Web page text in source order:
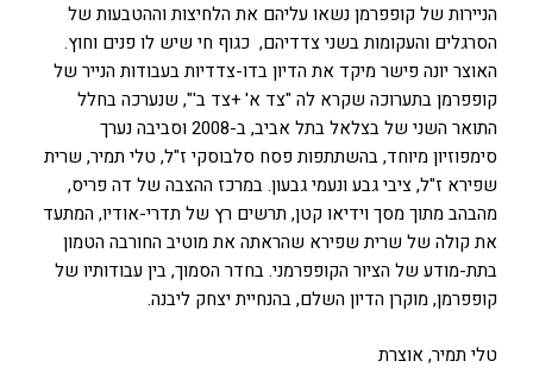
הניירות של קופפרמן נשאו עליהם את הלחיצות וההטבעות של
הסרגלים והעקומות בשני צדדיהם, כגוף חי שיש לו פנים וחוץ.
האוצר יונה פישר מיקד את הדיון בדו-צדדיות בעבודות הנייר של
קופפרמן בתערוכה שקרא לה "צד א' +צד ב'", שנערכה בחלל
התואר השני של בצלאל בתל אביב, ב-2008 וסביבה נערך
סימפוזיון מיוחד, בהשתתפות פסח סלבוסקי ז"ל, טלי תמיר, שרית
שפירא ז"ל, ציבי גבע ונעמי גבעון. במרכז ההצבה של דה פריס,
מהבהב מתוך מסך וידיאו קטן, תרשים רץ של תדרי-אודיו, המתעד
את קולה של שרית שפירא שהראתה את מוטיב החורבה הטמון
בתת-מודע של הציור הקופפרמני. בחדר הסמוך, בין עבודותיו של
קופפרמן, מוקרן הדיון השלם, בהנחיית יצחק ליבנה.
טלי תמיר, אוצרת